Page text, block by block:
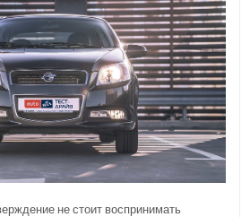
не стоит воспринимать